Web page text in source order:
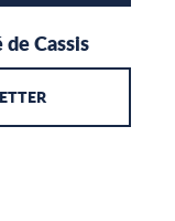
Cassis